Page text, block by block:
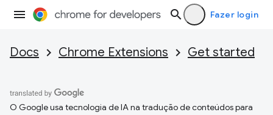
Fazer login
Docs Chrome Extensions Get started
O Google usa tecnologia de IA na tradução de conteúdos para